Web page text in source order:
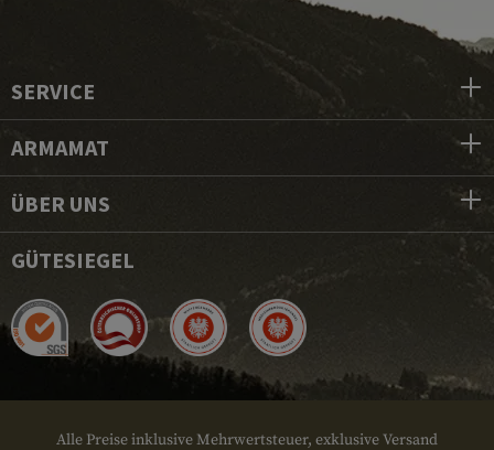
SERVICE
ARMAMAT
ÜBER UNS
GÜTESIEGEL
Alle Preise inklusive Mehrwertsteuer, exklusive Versand